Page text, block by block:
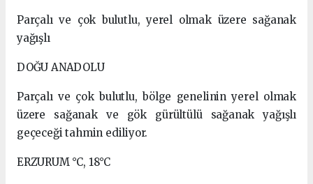
Parçalı ve çok bulutlu, yerel olmak üzere sağanak
yağışlı
DOĞU ANADOLU
Parçalı ve çok bulutlu, bölge genelinin yerel olmak
üzere sağanak ve gök gürültülü sağanak yağışlı
geçeceği tahmin ediliyor.
ERZURUM °C, 18°C